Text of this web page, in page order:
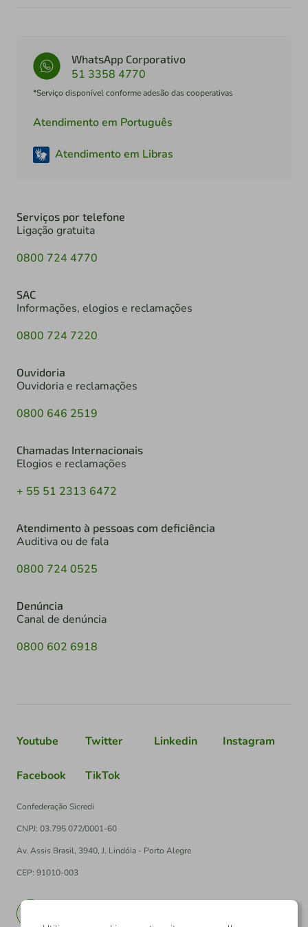
WhatsApp Corporativo
51 3358 4770
*Serviço disponível conforme adesão das cooperativas
Atendimento em Português
Atendimento em Libras
Serviços por telefone
Ligação gratuita
0800 724 4770
SAC
Informações, elogios e reclamações
0800 724 7220
Ouvidoria
Ouvidoria e reclamações
0800 646 2519
Chamadas Internacionais
Elogios e reclamações
+ 55 51 2313 6472
Atendimento à pessoas com deficiência
Auditiva ou de fala
0800 724 0525
Denúncia
Canal de denúncia
0800 602 6918
Youtube Twitter Linkedin Instagram
Facebook TikTok
Confederação Sicredi
CNPJ: 03.795.072/0001-60
Av. Assis Brasil, 3940, J. Lindóia - Porto Alegre
CEP: 91010-003